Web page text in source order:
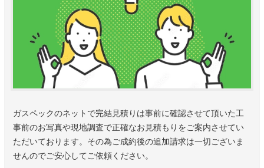
ガスペックのネットで完結見積りは事前に確認させて頂いた工
事前のお写真や現地調査で正確なお見積もりをご案内させてい
ただいております。その為ご成約後の追加請求は一切ございま
せんのでご安心してご依頼ください。